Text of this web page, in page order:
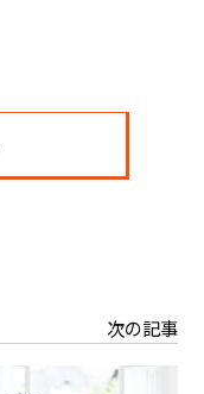
次の記事